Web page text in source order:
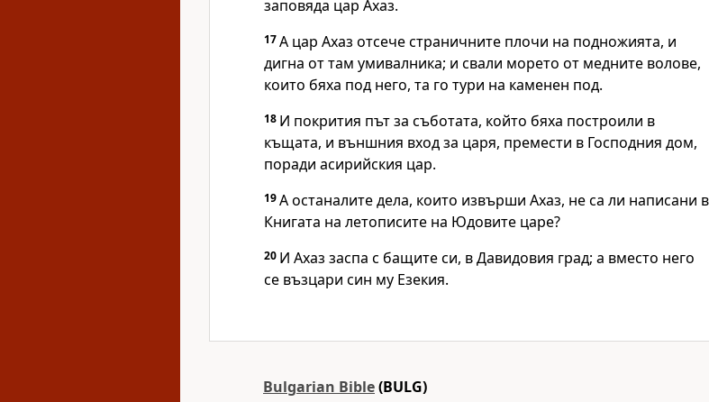
заповяда цар Ахаз.
17А цар Ахаз отсече страничните плочи на подножията, и
дигна от там умивалника; и свали морето от медните волове,
които бяха под него, та го тури на каменен под.
18 И покрития път за съботата, който бяха построили в
къщата, и външния вход за царя, премести в Господния дом,
поради асирийския цар.
19А останалите дела, които извърши Ахаз, не са ли написани в
Книгата на летописите на Юдовите царе?
20 И Ахаз заспа с бащите си, в Давидовия град; а вместо него
се възцари син му Езекия.
Bulgarian Bible(BULG)